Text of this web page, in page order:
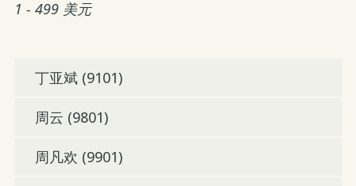
1 - 499 美元
丁亚斌 (9101)
周云 (9801)
周凡欢 (9901)